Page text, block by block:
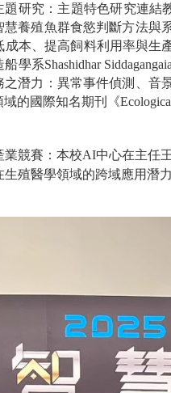
題研究：主題特色研究連結
慧養殖魚群食慾判斷方法
本、提高飼料利用率與生
學系Shashidhar
之潛力：異常事件偵測、音
的國際知名期刊《
競賽：本校AI中心在主任
殖醫學領域的跨域應用潛